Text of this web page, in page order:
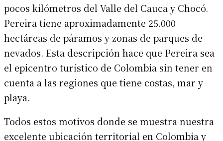
pocos kilómetros del Valle del Cauca y Chocó.
Pereira tiene aproximadamente 25.000
hectáreas de páramos y zonas de parques de
nevados. Esta descripción hace que Pereira sea
el epicentro turístico de Colombia sin tener en
cuenta a las regiones que tiene costas, mar y
playa.
Todos estos motivos donde se muestra nuestra
excelente ubicación territorial en Colombia y